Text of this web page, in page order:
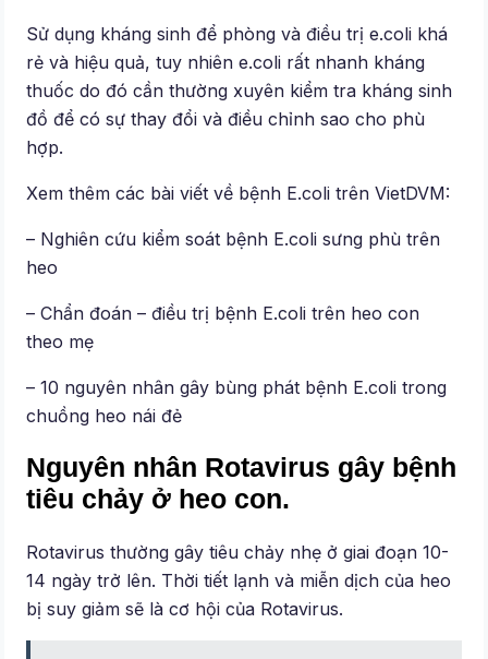
Sử dụng kháng sinh để phòng và điều trị e.coli khá
rẻ và hiệu quả, tuy nhiên e.coli rất nhanh kháng
thuốc do đó cần thường xuyên kiểm tra kháng sinh
đồ để có sự thay đổi và điều chỉnh sao cho phù
hợp.
Xem thêm các bài viết về bệnh E.coli trên VietDVM:
– Nghiên cứu kiểm soát bệnh E.coli sưng phù trên
heo
– Chẩn đoán – điều trị bệnh E.coli trên heo con
theo mẹ
– 10 nguyên nhân gây bùng phát bệnh E.coli trong
chuồng heo nái đẻ
Nguyên nhân Rotavirus gây bệnh
tiêu chảy ở heo con.
Rotavirus thường gây tiêu chảy nhẹ ở giai đoạn 10-
14 ngày trở lên. Thời tiết lạnh và miễn dịch của heo
bị suy giảm sẽ là cơ hội của Rotavirus.